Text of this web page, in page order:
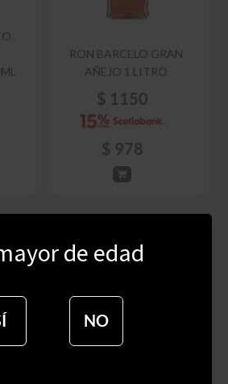
RON BARCELO GRAN
AÑEJO 1 LITRO
$ 1150
$ 978
de edad
NO